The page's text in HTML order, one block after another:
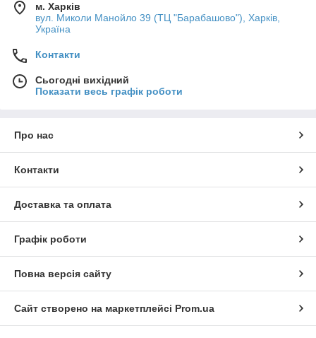
м. Харків
вул. Миколи Манойло 39 (ТЦ "Барабашово"), Харків,
Україна
Контакти
Сьогодні вихідний
Показати весь графік роботи
Про нас
Контакти
Доставка та оплата
Графік роботи
Повна версія сайту
Сайт створено на маркетплейсі Prom.ua